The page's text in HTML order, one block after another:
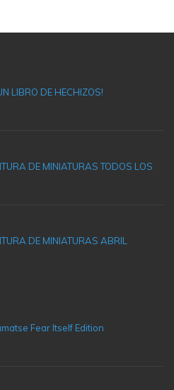
LIBRO DE HECHIZOS!
DE MINIATURAS TODOS LOS
DE MINIATURAS ABRIL
Fear Itself Edition